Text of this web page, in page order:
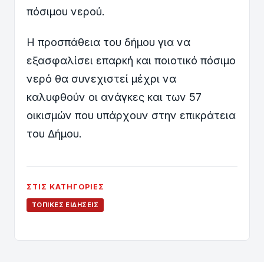
πόσιμου νερού.
Η προσπάθεια του δήμου για να
εξασφαλίσει επαρκή και ποιοτικό πόσιμο
νερό θα συνεχιστεί μέχρι να
καλυφθούν οι ανάγκες και των 57
οικισμών που υπάρχουν στην επικράτεια
του Δήμου.
ΣΤΙΣ ΚΑΤΗΓΟΡΊΕΣ
ΤΟΠΙΚΈΣ ΕΙΔΉΣΕΙΣ